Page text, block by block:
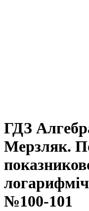
ГДЗ
Мерзляк.
№100-101